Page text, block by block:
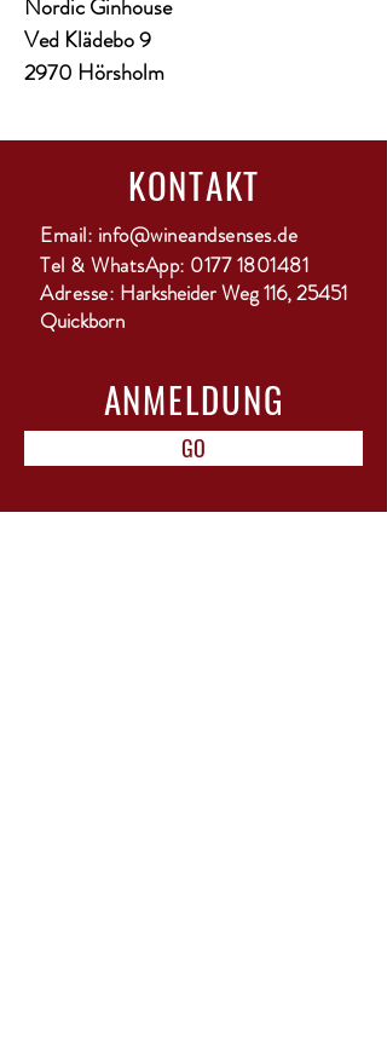
Nordic Ginhouse
Ved Klädebo 9
2970 Hörsholm
KONTAKT
Email: info@wineandsenses.de
Tel & WhatsApp: 0177 1801481
Adresse: Harksheider Weg 116, 25451
Quickborn
ANMELDUNG
GO